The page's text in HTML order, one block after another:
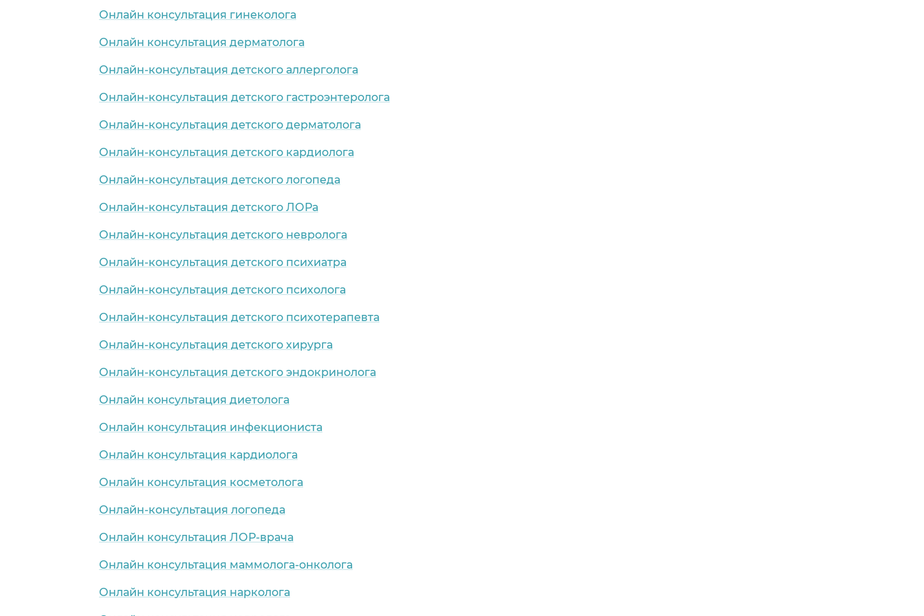
Онлайн консультация гинеколога
Онлайн консультация дерматолога
Онлайн-консультация детского аллерголога
Онлайн-консультация детского гастроэнтеролога
Онлайн-консультация детского дерматолога
Онлайн-консультация детского кардиолога
Онлайн-консультация детского логопеда
Онлайн-консультация детского ЛОРа
Онлайн-консультация детского невролога
Онлайн-консультация детского психиатра
Онлайн-консультация детского психолога
Онлайн-консультация детского психотерапевта
Онлайн-консультация детского хирурга
Онлайн-консультация детского эндокринолога
Онлайн консультация диетолога
Онлайн консультация инфекциониста
Онлайн консультация кардиолога
Онлайн консультация косметолога
Онлайн-консультация логопеда
Онлайн консультация ЛОР-врача
Онлайн консультация маммолога-онколога
Онлайн консультация нарколога